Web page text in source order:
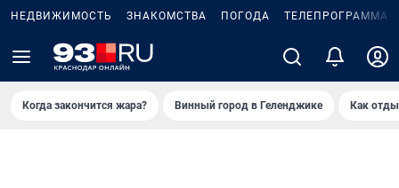
НЕДВИЖИМОСТЬ ЗНАКОМСТВА ПОГОДА ТЕЛЕПРОГРАММА
Когда закончится жара? Винный город в Геленджике Как